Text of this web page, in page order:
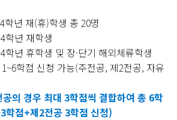
년 재(휴)학생 총 20명
학년 재학생
학년 휴학생 및 장·단기 해외체류학생
학점 신청 가능(주전공, 제2전공, 자유
의 경우 최대 3학점씩 결합하여 총 6학
학점+제2전공 3학점 신청)